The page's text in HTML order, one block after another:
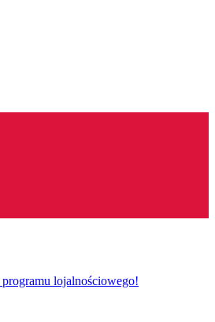
programu lojalnościowego!